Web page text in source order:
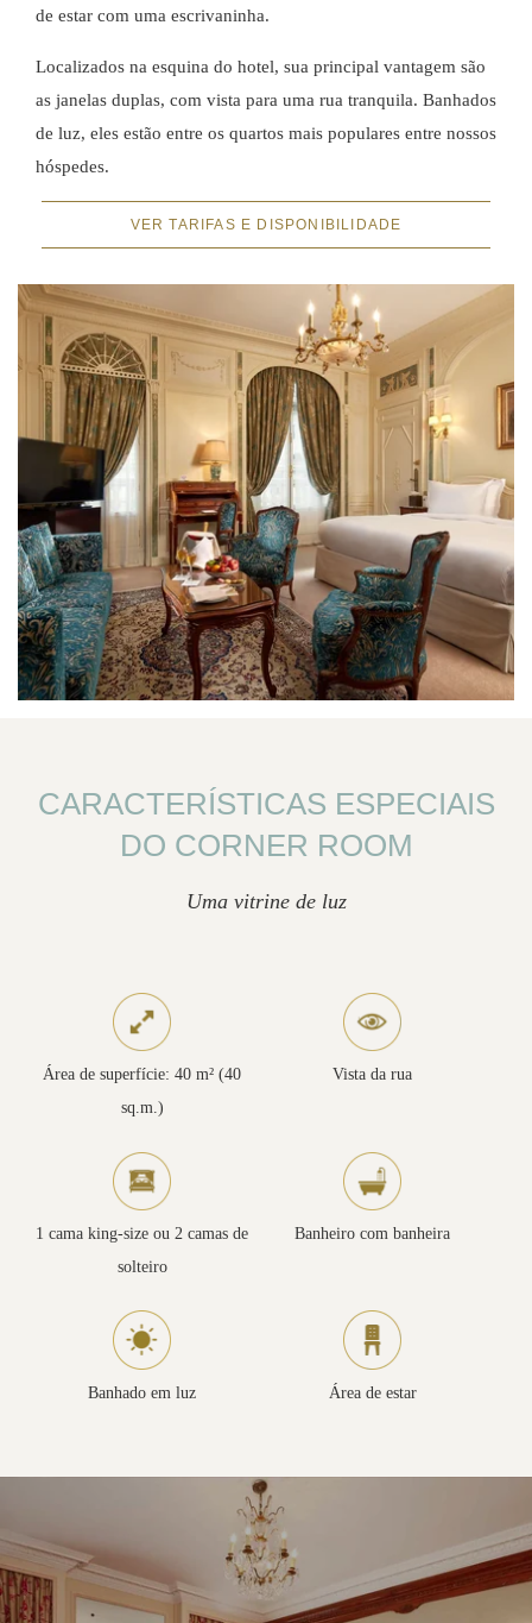
de estar com uma escrivaninha.
Localizados na esquina do hotel, sua principal vantagem são
as janelas duplas, com vista para uma rua tranquila. Banhados
de luz, eles estão entre os quartos mais populares entre nossos
hóspedes.
VER TARIFAS E DISPONIBILIDADE
CARACTERÍSTICAS ESPECIAIS
DO CORNER ROOM
Uma vitrine de luz
Área de superfície: 40 m² (40
sq.m.)
Vista da rua
1 cama king-size ou 2 camas de
solteiro
Banheiro com banheira
Banhado em luz Área de estar